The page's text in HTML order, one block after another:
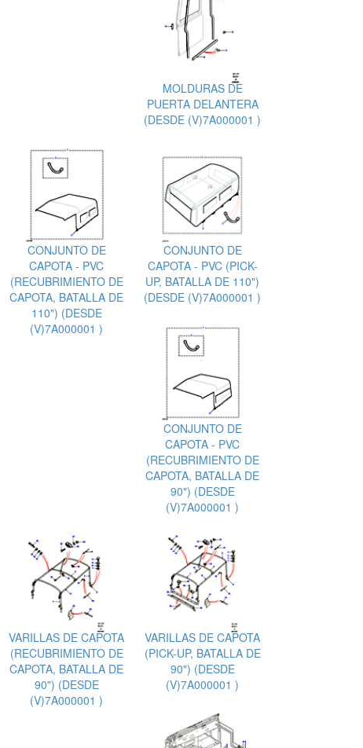
MOLDURAS DE
PUERTA DELANTERA
(DESDE (V)7A000001 )
CONJUNTO DE
CAPOTA - PVC
(RECUBRIMIENTO DE
CAPOTA, BATALLA DE
110") (DESDE
(V)7A000001 )
CONJUNTO DE
CAPOTA - PVC (PICK-
UP, BATALLA DE 110")
(DESDE (V)7A000001 )
CONJUNTO DE
CAPOTA - PVC
(RECUBRIMIENTO DE
CAPOTA, BATALLA DE
90") (DESDE
(V)7A000001 )
VARILLAS DE CAPOTA
(RECUBRIMIENTO DE
CAPOTA, BATALLA DE
90") (DESDE
(V)7A000001 )
VARILLAS DE CAPOTA
(PICK-UP, BATALLA DE
90") (DESDE
(V)7A000001 )